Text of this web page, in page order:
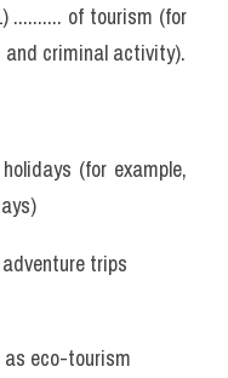
.......... of tourism (for
and criminal activity).
holidays (for example,
trips
as eco-tourism